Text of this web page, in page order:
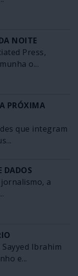
NOITE
Press,
o...
PRÓXIMA
que integram
DADOS
a
Ibrahim
e...